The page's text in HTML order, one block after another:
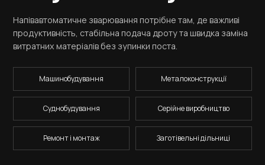
Напівавтоматичне зварювання потрібне там, де важливі
продуктивність, стабільна подача дроту та швидка заміна
витратних матеріалів без зупинки поста.
Машинобудування Металоконструкції
Суднобудування Серійне виробництво
Ремонт і монтаж Заготівельні дільниці